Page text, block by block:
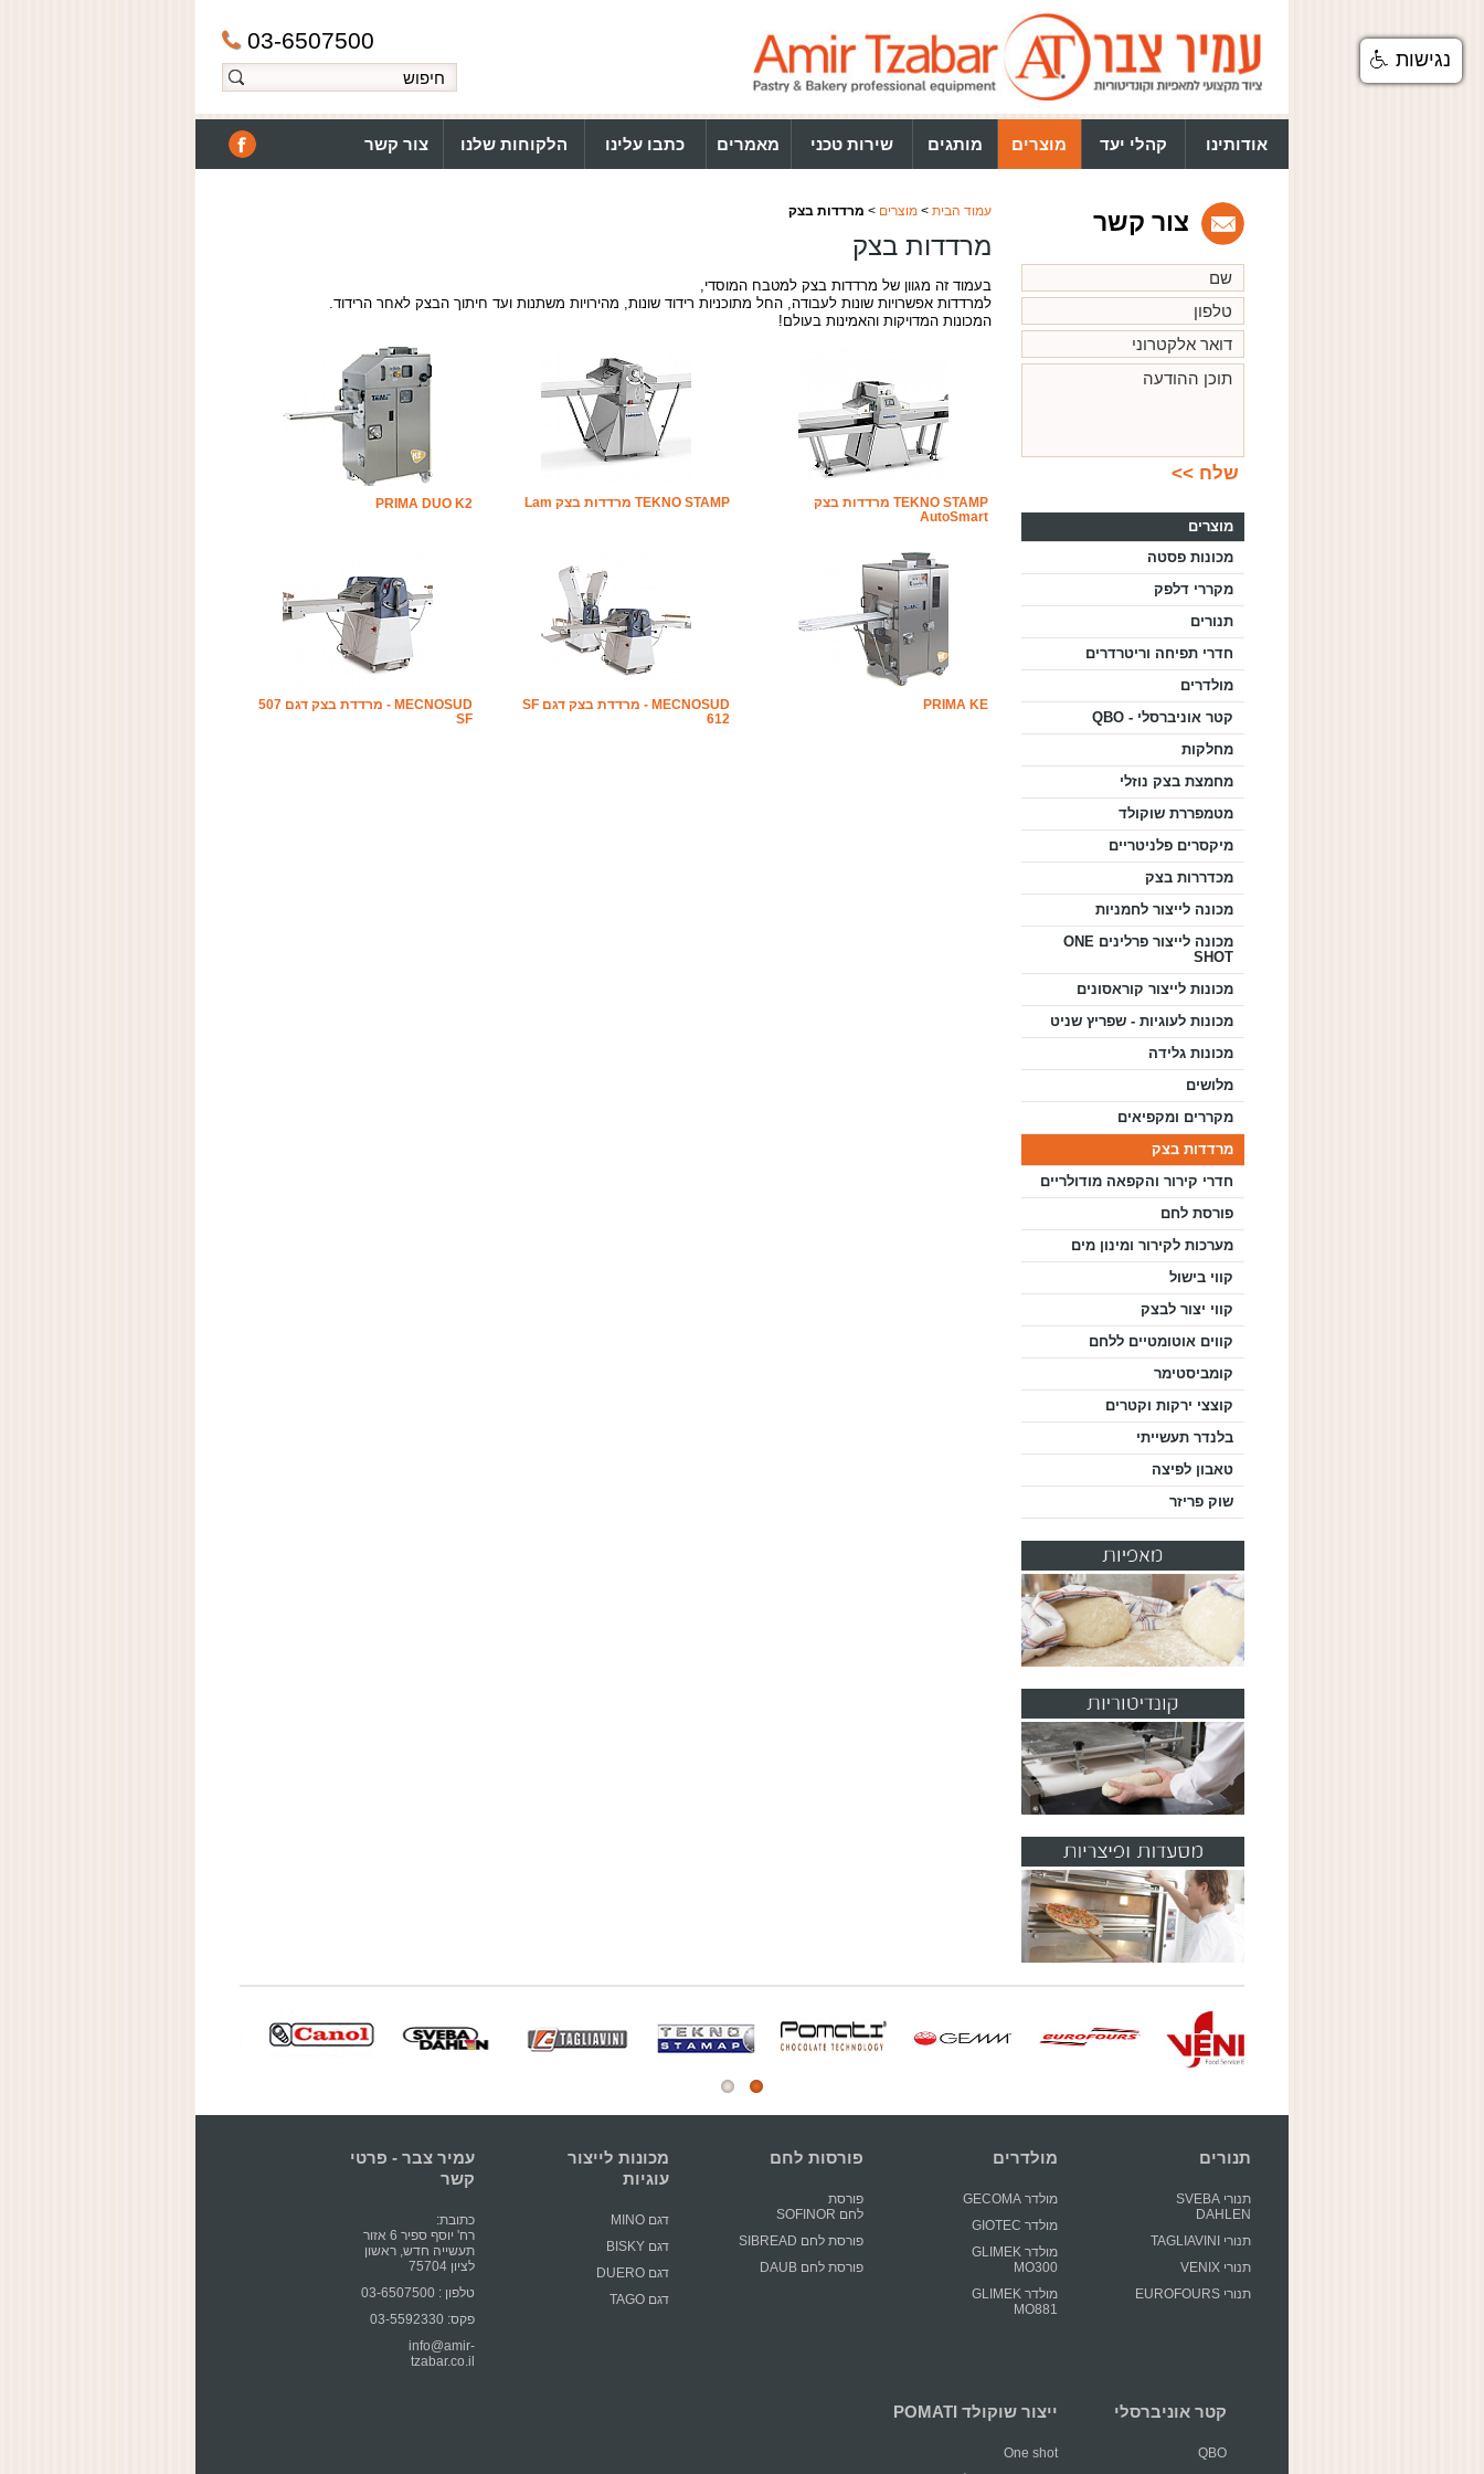
03-6507500
אודותינו קהלי יעד מוצרים מותגים שירות טכני מאמרים כתבו עלינו הלקוחות שלנו צור קשר
עמוד הבית >מוצרים > מרדדות בצק
מרדדות בצק
בעמוד זה מגוון של מרדדות בצק למטבח המוסדי,
למרדדות אפשרויות שונות לעבודה, החל מתוכניות רידוד שונות, מהירויות משתנות ועד חיתוך הבצק לאחר הרידוד.
המכונות המדויקות והאמינות בעולם!
TEKNO STAMP מרדדות בצק
AutoSmart
TEKNO STAMP מרדדות בצק Lam PRIMA DUO K2
PRIMA KE
MECNOSUD - מרדדת בצק דגם SF
612
MECNOSUD - מרדדת בצק דגם 507
SF
צור קשר
מוצרים
מכונות פסטה
מקררי דלפק
תנורים
חדרי תפיחה וריטרדרים
מולדרים
קטר אוניברסלי - QBO
מחלקות
מחמצת בצק נוזלי
מטמפררת שוקולד
מיקסרים פלניטריים
מכדררות בצק
מכונה לייצור לחמניות
מכונה לייצור פרלינים ONE
SHOT
מכונות לייצור קוראסונים
מכונות לעוגיות - שפריץ שניט
מכונות גלידה
מלושים
מקררים ומקפיאים
מרדדות בצק
חדרי קירור והקפאה מודולריים
פורסת לחם
מערכות לקירור ומינון מים
קווי בישול
קווי יצור לבצק
קווים אוטומטיים ללחם
קומביסטימר
קוצצי ירקות וקטרים
בלנדר תעשייתי
טאבון לפיצה
שוק פריזר
תנורים
תנורי SVEBA
DAHLEN
תנורי TAGLIAVINI
תנורי VENIX
תנורי EUROFOURS
מולדרים
מולדר GECOMA
מולדר GIOTEC
מולדר GLIMEK
MO300
מולדר GLIMEK
MO881
פורסות לחם
פורסת
לחם SOFINOR
פורסת לחם SIBREAD
פורסת לחם DAUB
מכונות לייצור
עוגיות
דגם MINO
דגם BISKY
דגם DUERO
דגם TAGO
עמיר צבר - פרטי
קשר
כתובת:
רח' יוסף ספיר 6 אזור
תעשייה חדש, ראשון
לציון 75704
טלפון : 03-6507500
פקס: 03-5592330
info@amir-
tzabar.co.il
קטר אוניברסלי
QBO
ייצור שוקולד POMATI
One shot
נגישות